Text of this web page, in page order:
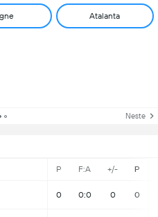
Atalanta
Neste
P F:A +/- P
0 0:0 0 0